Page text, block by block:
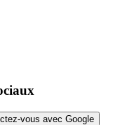
vous avec Google